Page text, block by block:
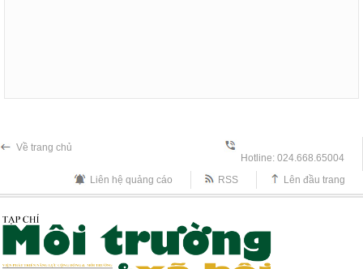
Về trang chủ
Hotline: 024.668.65004
Liên hệ quảng cáo
RSS Lên đầu trang